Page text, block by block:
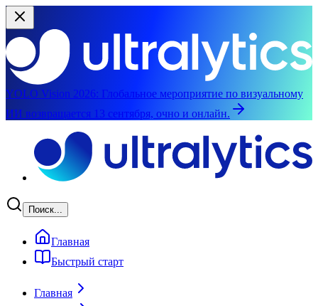
YOLO Vision 2026: Глобальное мероприятие по визуальному
ИИ возвращается 13 сентября, очно и онлайн.
Поиск...
Главная
Быстрый старт
Главная